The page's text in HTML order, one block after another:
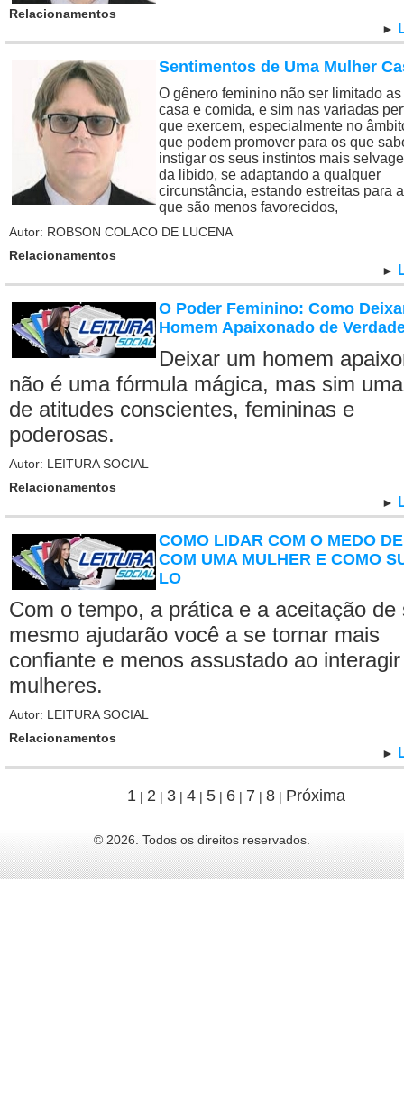
Relacionamentos
►
Sentimentos de Uma Mulher
O gênero feminino não ser limitado
casa e comida, e sim nas variadas
que exercem, especialmente no
que podem promover para os que
instigar os seus instintos mais
da libido, se adaptando a qualquer
circunstância, estando estreitas para
que são menos favorecidos,
Autor: ROBSON COLACO DE LUCENA
Relacionamentos
►
O Poder Feminino: Como
Homem Apaixonado de
Deixar um homem
não é uma fórmula mágica, mas sim
de atitudes conscientes, femininas e
poderosas.
Autor: LEITURA SOCIAL
Relacionamentos
►
COMO LIDAR COM O MEDO
COM UMA MULHER E COMO
LO
Com o tempo, a prática e a aceitação de
mesmo ajudarão você a se tornar mais
confiante e menos assustado ao
mulheres.
Autor: LEITURA SOCIAL
Relacionamentos
►
1 | 2 | 3 | 4 | 5 | 6 | 7 | 8 | Próxima
© 2026. Todos os direitos reservados.